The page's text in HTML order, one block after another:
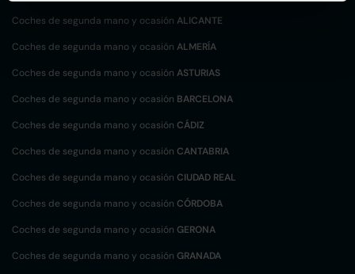
Coches de segunda mano y ocasión ALICANTE
Coches de segunda mano y ocasión ALMERÍA
Coches de segunda mano y ocasión ASTURIAS
Coches de segunda mano y ocasión BARCELONA
Coches de segunda mano y ocasión CÁDIZ
Coches de segunda mano y ocasión CANTABRIA
Coches de segunda mano y ocasión CIUDAD REAL
Coches de segunda mano y ocasión CÓRDOBA
Coches de segunda mano y ocasión GERONA
Coches de segunda mano y ocasión GRANADA